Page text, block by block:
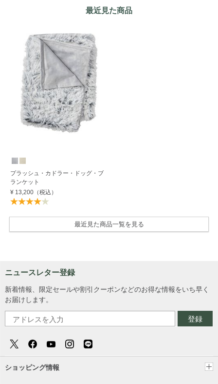
最近見た商品
プラッシュ・カドラー・ドッグ・ブ
ランケット
¥ 13,200（税込）
最近見た商品一覧を見る
ニュースレター登録
新着情報、限定セールや割引クーポンなどのお得な情報をいち早く
お届けします。
登録
ショッピング情報